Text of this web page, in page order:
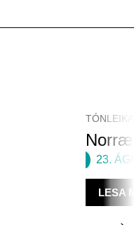
23.
LESA